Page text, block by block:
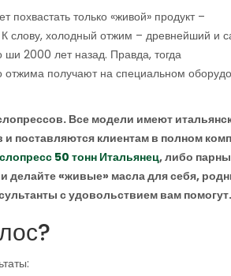
только «живой» продукт –
слову, холодный отжим – древнейший и
2000 лет назад. Правда, тогда
отжима получают на специальном
Все модели имеют
поставляются клиентам в полном
50 тонн Итальянец, либо
делайте «живые» масла для себя,
с удовольствием вам помогут.